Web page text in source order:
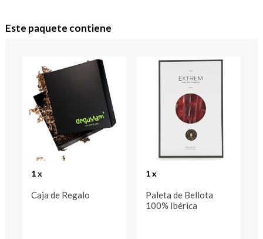
Este paquete contiene
1 x
Caja de Regalo
1 x
Paleta de Bellota
100% Ibérica